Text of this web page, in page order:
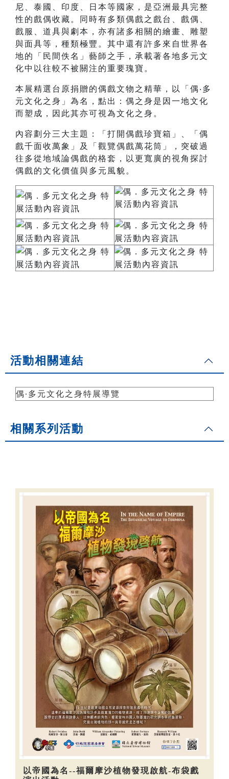
尼、泰國、印度、日本等國家，是亞洲最具完整
性的戲偶收藏。同時有多類偶戲之戲台、戲偶、
戲服、道具與劇本，亦有諸多相關的繪畫、雕塑
與面具等，種類極豐。其中還有許多來自世界各
地的「民間佚名」藝師之手，承載著各地多元文
化中以往較不被關注的重要瑰寶。
本展精選台原捐贈的偶戲文物之精華，以「偶‧多
元文化之身」為名，點出：偶之身是因一地文化
而塑成，因此其亦可視為文化之身。
內容劃分三大主題：「打開偶戲珍寶箱」、「偶
戲千面收萬象」及「觀覽偶戲萬花筒」，突破過
往多從地域論偶戲的格套，以更寬廣的視角探討
偶戲的文化價值與多元風貌。
活動相關連結
偶∙多元文化之身特展導覽
相關系列活動
以帝國為名--福爾摩沙植物發現啟航-布袋戲